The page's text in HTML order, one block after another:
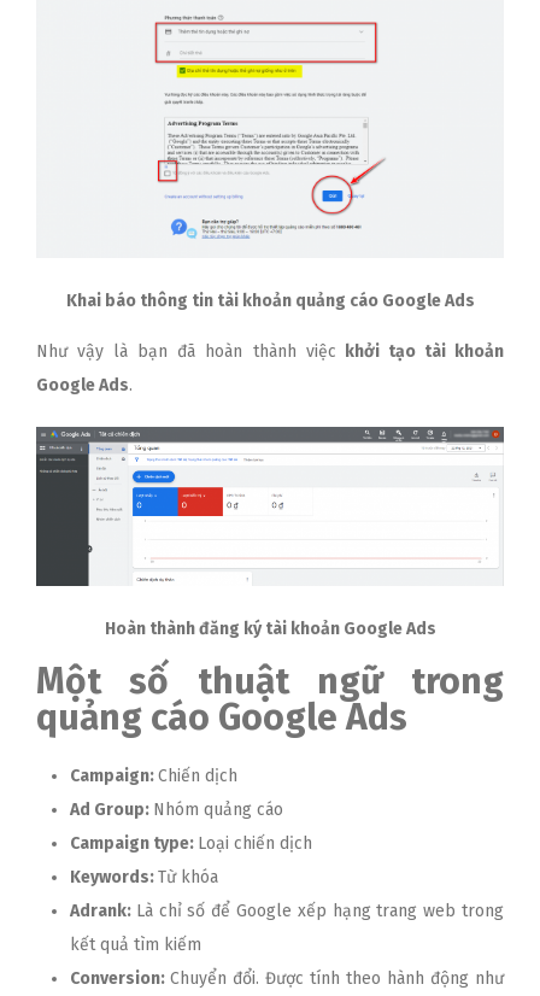
Khai báo thông tin tài khoản quảng cáo Google Ads
Như vậy là bạn đã hoàn thành việc khởi tạo tài khoản
Google Ads.
Hoàn thành đăng ký tài khoản Google Ads
Một số thuật ngữ trong
quảng cáo Google Ads
Campaign:Chiến dịch
Ad Group: Nhóm quảng cáo
Campaign type: Loại chiến dịch
Keywords:Từ khóa
Adrank: Là chỉ số để Google xếp hạng trang web trong
kết quả tìm kiếm
Conversion: Chuyển đổi. Được tính theo hành động như